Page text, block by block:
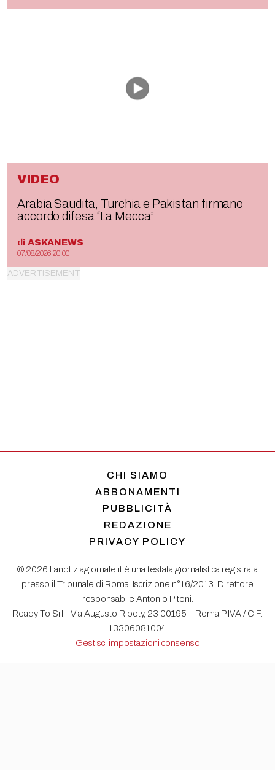
VIDEO
Arabia Saudita, Turchia e Pakistan firmano
accordo difesa “La Mecca”
di ASKANEWS
07/08/2026 20:00
CHI SIAMO
ABBONAMENTI
PUBBLICITÀ
REDAZIONE
PRIVACY POLICY
© 2026 Lanotiziagiornale.it è una testata giornalistica registrata
presso il Tribunale di Roma. Iscrizione n°16/2013. Direttore
responsabile Antonio Pitoni.
Ready To Srl - Via Augusto Riboty, 23 00195 – Roma P.IVA / C.F.
13306081004
Gestisci impostazioni consenso